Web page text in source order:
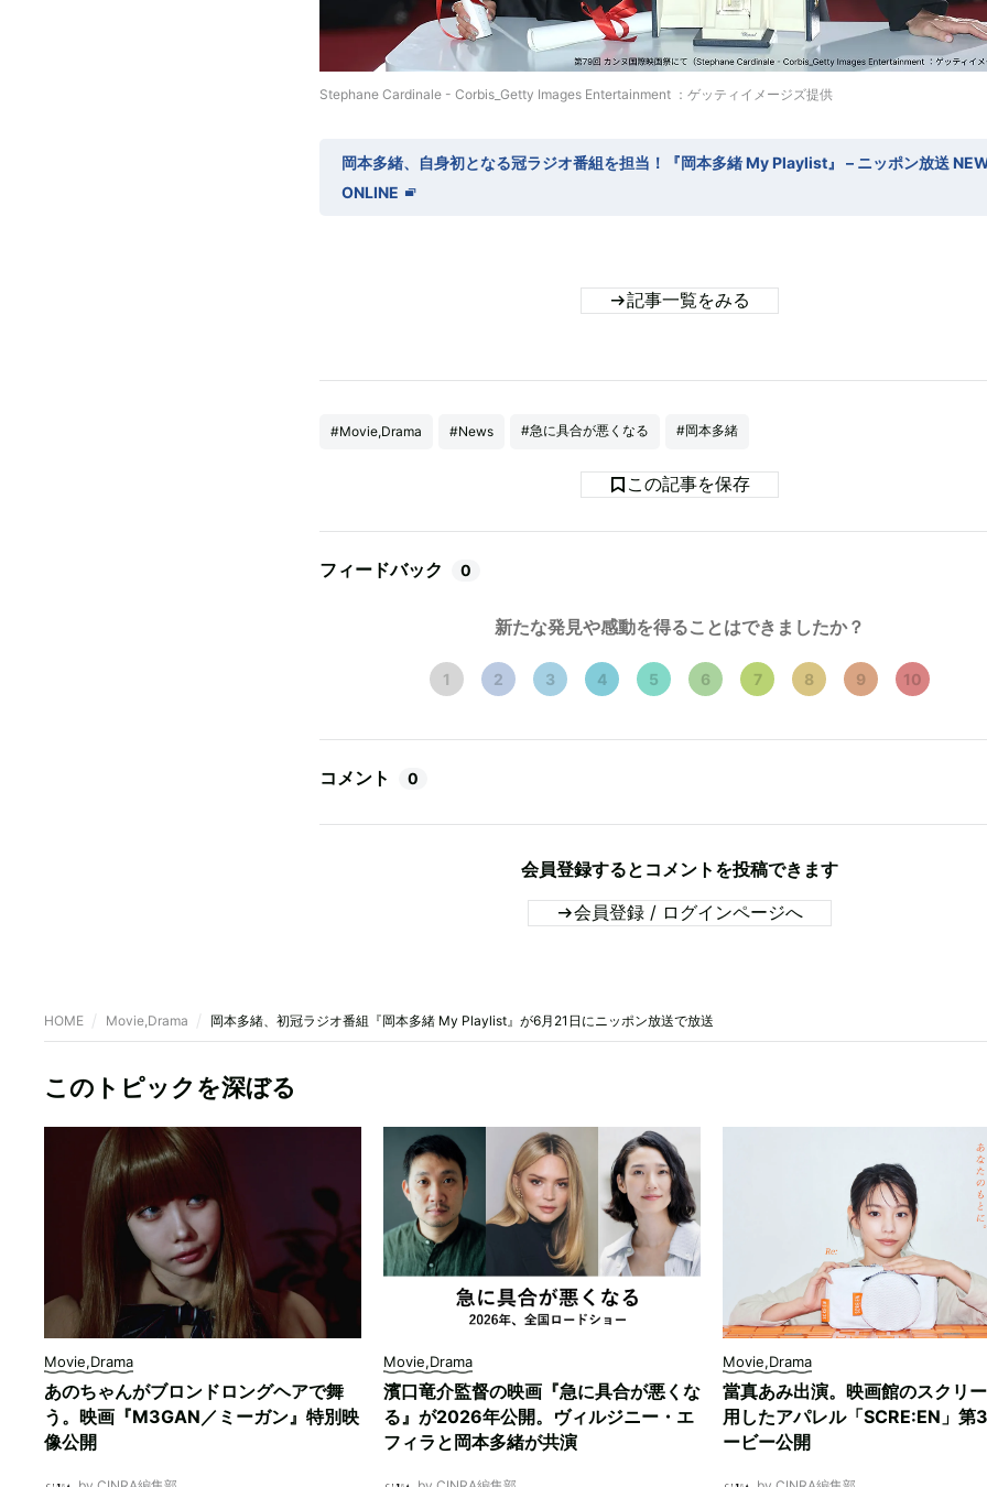
Stephane Cardinale - Corbis_Getty Images Entertainment ：ゲッティイメージズ提供
岡本多緒、自身初となる冠ラジオ番組を担当！『岡本多緒 My Playlist』 – ニッポン放送
ONLINE
記事一覧をみる
#Movie,Drama #News #急に具合が悪くなる #岡本多緒
この記事を保存
フィードバック 0
新たな発見や感動を得ることはできましたか？
1 2 3 4 5 6 7 8 9 10
コメント 0
会員登録するとコメントを投稿できます
会員登録 / ログインページへ
HOME Movie,Drama 岡本多緒、初冠ラジオ番組『岡本多緒 My Playlist』が6月21日にニッポン放送で放送
このトピックを深ぼる
Movie,Drama
あのちゃんがブロンドロングヘアで舞
う。映画『M3GAN／ミーガン』特別映
像公開
Movie,Drama
濱口竜介監督の映画『急に具合が悪くな
る』が2026年公開。ヴィルジニー・エ
フィラと岡本多緒が共演
Movie,Drama
當真あみ出演。映画館のスクリ
用したアパレル「SCRE:EN」第
ービー公開